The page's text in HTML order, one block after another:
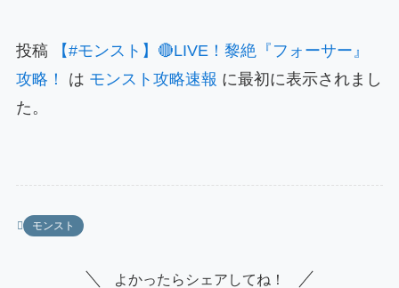
投稿
【#モンスト】🔴LIVE！黎絶『フォーサー』
攻略！
は モンスト攻略速報 に最初に表示されまし
た。
モンスト
よかったらシェアしてね！